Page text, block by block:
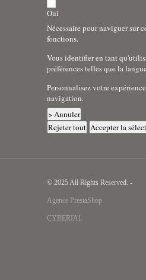
Oui
Nécessaire pour naviguer sur
fonctions.
Vous identifier en tant
préférences telles que la
Personnalisez votre
navigation.
> Annuler
Rejeter tout Accepter la
© 2025 All Rights Reserved. -
Agence PrestaShop
CYBERIAL